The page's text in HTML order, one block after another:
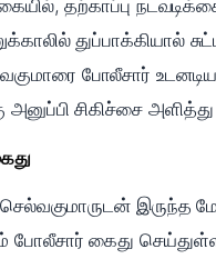
தற்காப்பு
துப்பாக்கியால்
போலீசார்
சிகிச்சை
இருந்த
போலீசார் கைது